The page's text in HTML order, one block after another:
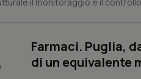
Farmaci. Puglia,
di un equivalente
tracking-enable
tracking-sites-